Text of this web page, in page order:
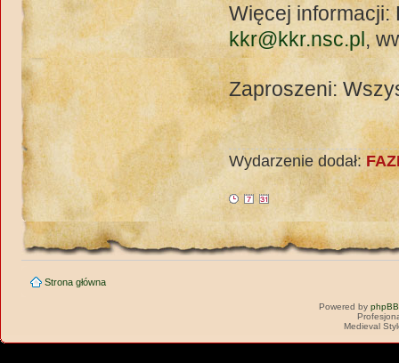
Więcej informacji:
kkr@kkr.nsc.pl,
Zaproszeni:
Wydarzenie dodał:
Strona główna
Powered by phpBB
Medieval